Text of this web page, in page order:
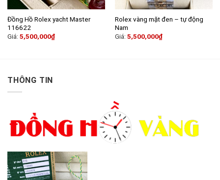
Đồng Hồ Rolex yacht Master
116622
Giá: 5,500,000₫
Rolex vàng mặt đen – tự động
Nam
Giá: 5,500,000₫
THÔNG TIN